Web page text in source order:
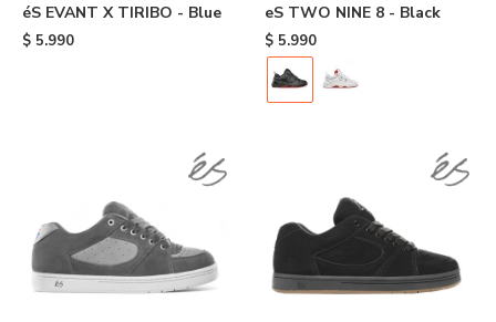
éS EVANT X TIRIBO - Blue
$ 5.990
eS TWO NINE 8 - Black
$ 5.990